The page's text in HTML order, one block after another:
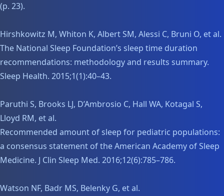
(p. 23).
Hirshkowitz M, Whiton K, Albert SM, Alessi C, Bruni O, et al.
The National Sleep Foundation’s sleep time duration
recommendations: methodology and results summary.
Sleep Health. 2015;1(1):40–43.
Paruthi S, Brooks LJ, D’Ambrosio C, Hall WA, Kotagal S,
Lloyd RM, et al.
Recommended amount of sleep for pediatric populations:
a consensus statement of the American Academy of Sleep
Medicine. J Clin Sleep Med. 2016;12(6):785–786.
Watson NF, Badr MS, Belenky G, et al.